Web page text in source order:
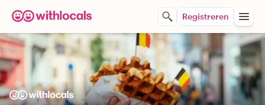
Registreren